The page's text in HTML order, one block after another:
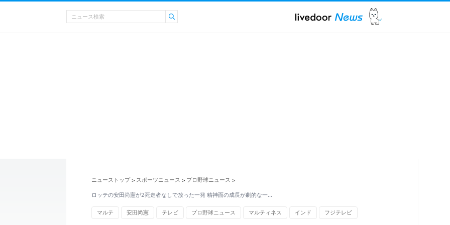
ニューストップ > スポーツニュース > プロ野球ニュース >
ロッテの安田尚憲が2死走者なしで放った一発 精神面の成長が劇的な一…
マルテ 安田尚憲 テレビ プロ野球ニュース マルティネス インド フジテレビ